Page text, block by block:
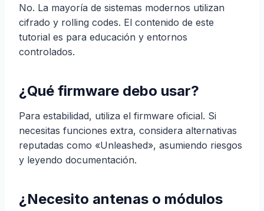
No. La mayoría de sistemas modernos utilizan
cifrado y rolling codes. El contenido de este
tutorial es para educación y entornos
controlados.
¿Qué firmware debo usar?
Para estabilidad, utiliza el firmware oficial. Si
necesitas funciones extra, considera alternativas
reputadas como «Unleashed», asumiendo riesgos
y leyendo documentación.
¿Necesito antenas o módulos